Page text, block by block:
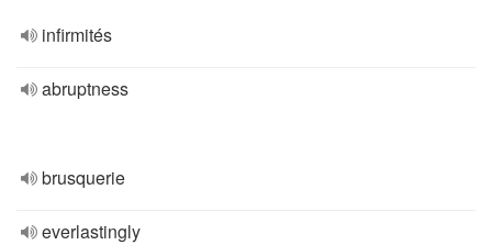
infirmités
abruptness
brusquerie
everlastingly